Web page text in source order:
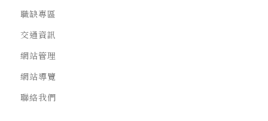
職缺專區
交通資訊
網站管理
網站導覽
聯絡我們